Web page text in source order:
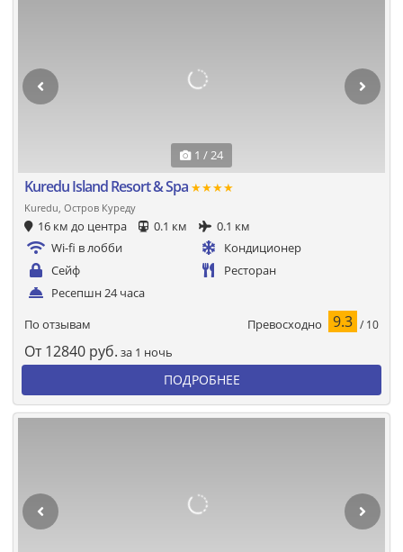
1 / 24
Kuredu Island Resort & Spa ★★★★
Kuredu, Остров Куреду
16 км до центра 0.1 км
0.1 км
Wi-fi в лобби
Кондиционер
Сейф
Ресторан
Ресепшн 24 часа
По отзывам Превосходно 9.3 / 10
От 12840 руб. за 1 ночь
ПОДРОБНЕЕ